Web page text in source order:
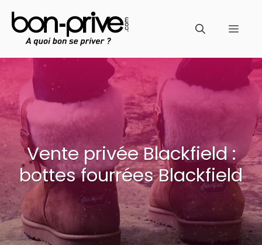
au
contenu
Vente privée Blackfield :
bottes fourrées Blackfield